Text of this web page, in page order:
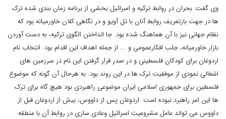
وی گفت: بحران در روابط ترکیه و اسرائیل بخشی از برنامه زمان بندی شده ترک
ها در جهت بازتعریف روابط آنان با تل آویو و در نگاهی کلان خاورمیانه بود که
نظام جهانی نیز با آن هماهنگ شده بود. جا انداختن الگوی ترکیه، به دست آوردن
بازار خاورمیانه، جلب افکارعمومی و ... از جمله اهداف این اقدام بود. انتخاب نام
اردوغان برای کودکان فلسطینی و در صدر قرار گرفتن این نام در سرزمین های
اشغالی نمودی از موفقیت ترک ها در این روند بود. به هرحال آن گونه که موضوع
فلسطین برای جمهوری اسلامی ایران موضوعی راهبردی بود هیچ گاه برای ترک
ها این امر راهبرد نبوده است. اردوغان پس از داووس، بیش از اردوغان قبل از
داووس می تواند عامل مشروعیت اسرائیل وعادی سازی در روابط آن با منطقه